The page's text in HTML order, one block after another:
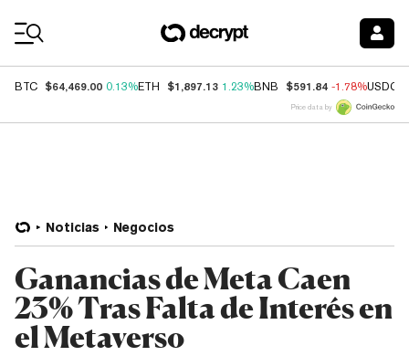
BTC $64,469.00 0.13%ETH $1,897.13 1.23%BNB $591.84 -1.78%USDC
Price data by
Noticias Negocios
Ganancias de Meta Caen
23% Tras Falta de Interés en
el Metaverso